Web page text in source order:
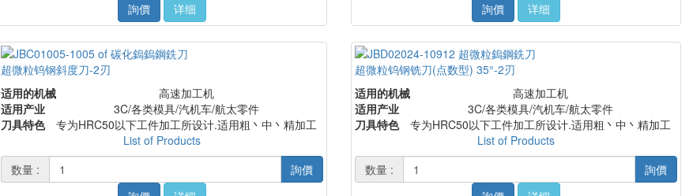
詢價
详细
詢價
详细
超微粒钨钢斜度刀-2刃
适用的机械
高速加工机
适用产业
3C/各类模具/汽机车/航太零件
刀具特色
专为HRC50以下工件加工所设计.适用粗丶中丶精加工
List of Products
数量 :
詢價
超微粒钨钢铣刀(点数型) 35°-2刃
适用的机械
高速加工机
适用产业
3C/各类模具/汽机车/航太零件
刀具特色
专为HRC50以下工件加工所设计.适用粗丶中丶精加工
List of Products
数量 :
詢價